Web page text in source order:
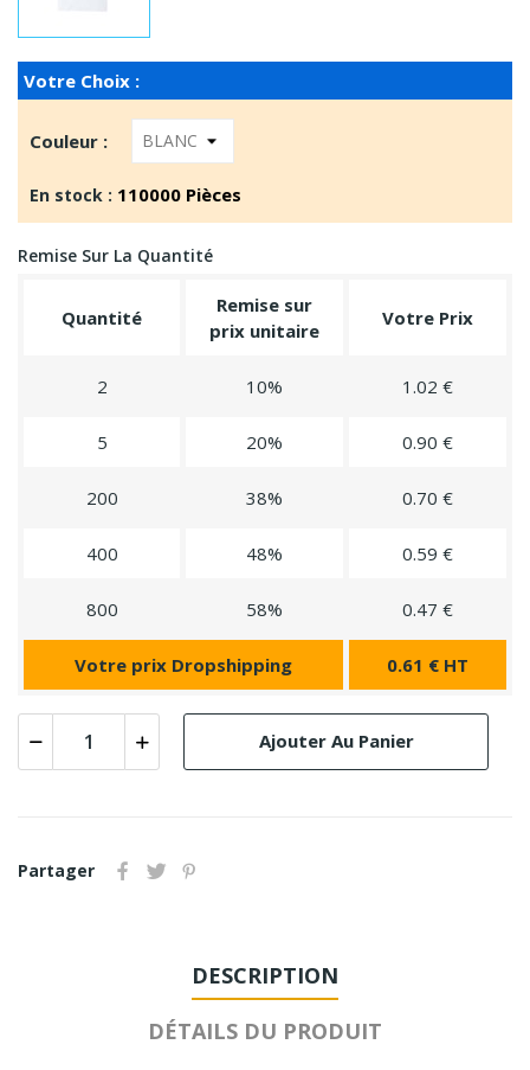
Votre Choix :
Couleur :
En stock : 110000 Pièces
Remise Sur La Quantité
Quantité
Remise sur
prix unitaire
Votre Prix
2 10% 1.02 €
5 20% 0.90 €
200 38% 0.70 €
400 48% 0.59 €
800 58% 0.47 €
Votre prix Dropshipping 0.61 € HT
Ajouter Au Panier
Partager
DESCRIPTION
DÉTAILS DU PRODUIT